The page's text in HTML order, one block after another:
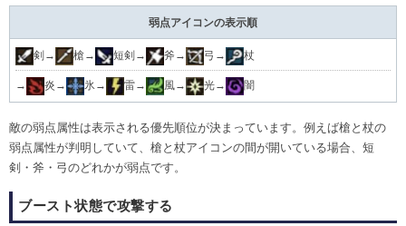
弱点アイコンの表示順
剣→ 槍→ 短剣→ 斧→ 弓→ 杖
→ 炎→ 氷→ 雷→ 風→ 光→ 闇
敵の弱点属性は表示される優先順位が決まっています。例えば槍と杖の
弱点属性が判明していて、槍と杖アイコンの間が開いている場合、短
剣・斧・弓のどれかが弱点です。
ブースト状態で攻撃する